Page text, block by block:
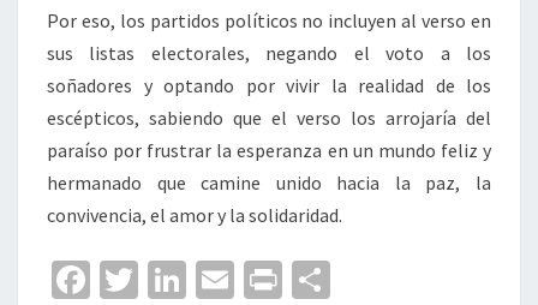
Por eso, los partidos políticos no incluyen al verso en
sus listas electorales, negando el voto a los
soñadores y optando por vivir la realidad de los
escépticos, sabiendo que el verso los arrojaría del
paraíso por frustrar la esperanza en un mundo feliz y
hermanado que camine unido hacia la paz, la
convivencia, el amor y la solidaridad.
Fa T
Li
E
Pr